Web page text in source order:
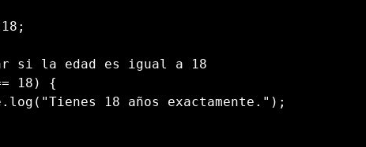
18 ;
si la edad es igual a 18
18 )
{
. log ( "Tienes 18 años exactamente." ) ;